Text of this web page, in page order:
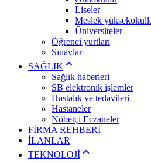
Liseler
Meslek
Üniversiteler
Öğrenci yurtları
Sınavlar
SAĞLIK
Sağlık haberleri
SB elektronik işlemler
Hastalık ve tedavileri
Hastaneler
Nöbetçi Eczaneler
FİRMA REHBERİ
İLANLAR
TEKNOLOJİ